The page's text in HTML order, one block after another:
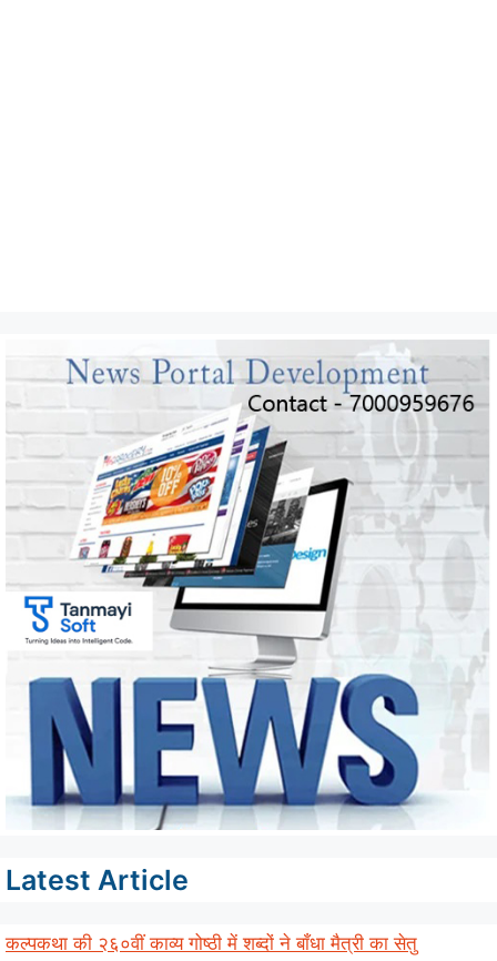
Latest Article
कल्पकथा की २६०वीं काव्य गोष्ठी में शब्दों ने बाँधा मैत्री का सेतु